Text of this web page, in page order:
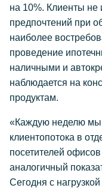
на 10%. Клиенты не
предпочтений при
наиболее
проведение
наличными и
наблюдается на
продуктам.
«Каждую неделю мы
клиентопотока в
посетителей
аналогичный
Сегодня с